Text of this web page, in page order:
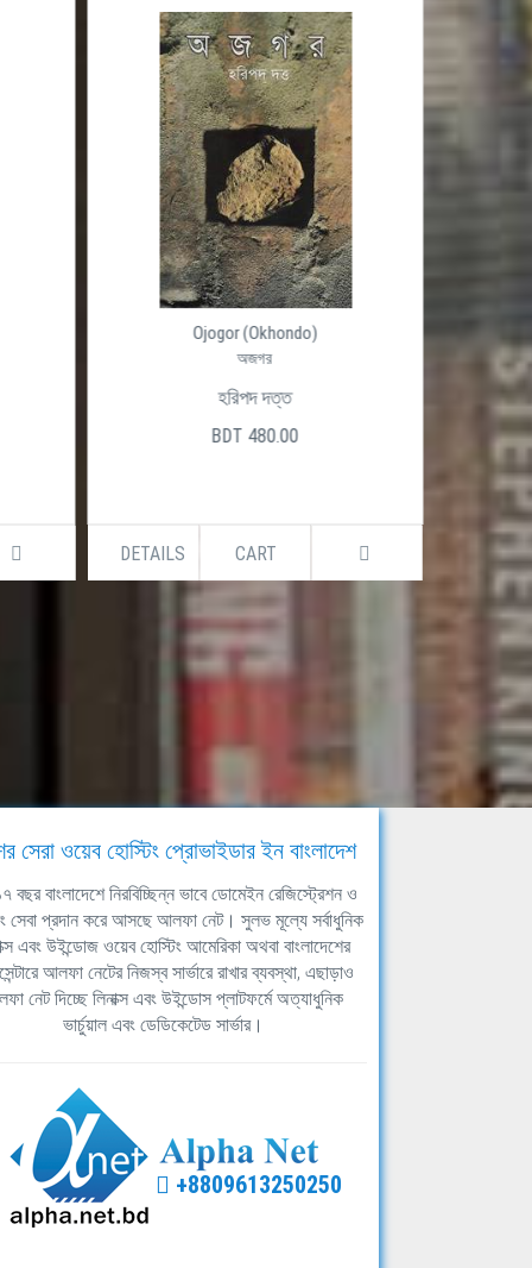
Ojogor (Okhondo)
অজগর
হরিপদ দত্ত
BDT 480.00
DETAILS CART DETAILS
সেরা ওয়েব হোস্টিং প্রোভাইডার ইন বাংলাদেশ
বছর বাংলাদেশে নিরবিচ্ছিন্ন ভাবে ডোমেইন রেজিস্ট্রেশন ও
সেবা প্রদান করে আসছে আলফা নেট। সুলভ মূল্যে সর্বাধুনিক
এবং উইন্ডোজ ওয়েব হোস্টিং আমেরিকা অথবা বাংলাদেশের
আলফা নেটের নিজস্ব সার্ভারে রাখার ব্যবস্থা, এছাড়াও
নেট দিচ্ছে লিনাক্স এবং উইন্ডোস প্লাটফর্মে অত্যাধুনিক
ভার্চুয়াল এবং ডেডিকেটেড সার্ভার।
+8809613250250